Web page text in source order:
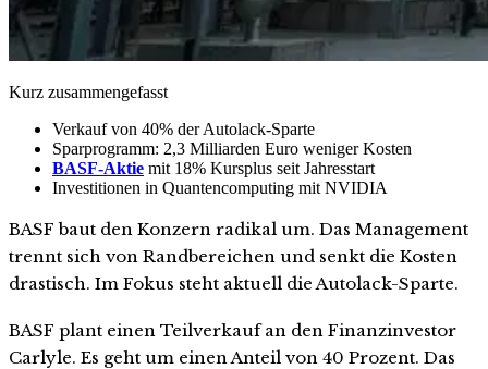
Kurz zusammengefasst
Verkauf von 40% der Autolack-Sparte
Sparprogramm: 2,3 Milliarden Euro weniger Kosten
BASF-Aktie mit 18% Kursplus seit Jahresstart
Investitionen in Quantencomputing mit NVIDIA
BASF baut den Konzern radikal um. Das Management
trennt sich von Randbereichen und senkt die Kosten
drastisch. Im Fokus steht aktuell die Autolack-Sparte.
BASF plant einen Teilverkauf an den Finanzinvestor
Carlyle. Es geht um einen Anteil von 40 Prozent. Das